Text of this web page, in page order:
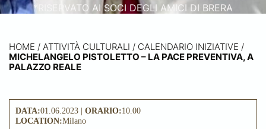
*RISERVATO AI SOCI DEGLI AMICI DI BRERA
HOME / ATTIVITÀ CULTURALI / CALENDARIO INIZIATIVE /
MICHELANGELO PISTOLETTO – LA PACE PREVENTIVA, A
PALAZZO REALE
DATA:01.06.2023 | ORARIO:10.00
LOCATION:Milano